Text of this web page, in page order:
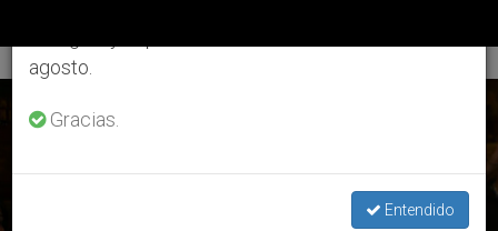
ÚLTIMAS NOTICIAS
agosto.
Gracias.
Entendido